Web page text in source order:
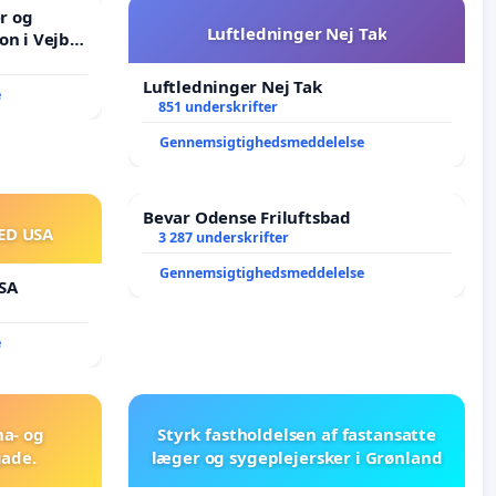
og
i Vejby
i
Luftledninger Nej Tak
Luftledninger Nej Tak
851 underskrifter
Gennemsigtighedsmeddelelse
USA
Bevar Odense Friluftsbad
3 287 underskrifter
Gennemsigtighedsmeddelelse
og
Styrk fastholdelsen af fastansatte
læger og sygeplejersker i Grønland